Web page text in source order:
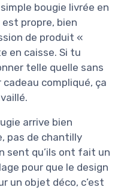
bougie livrée en
propre, bien
de produit «
en caisse. Si tu
telle quelle sans
compliqué, ça
arrive bien
pas de chantilly
sent qu’ils ont fait un
pour que le design
un objet déco, c’est